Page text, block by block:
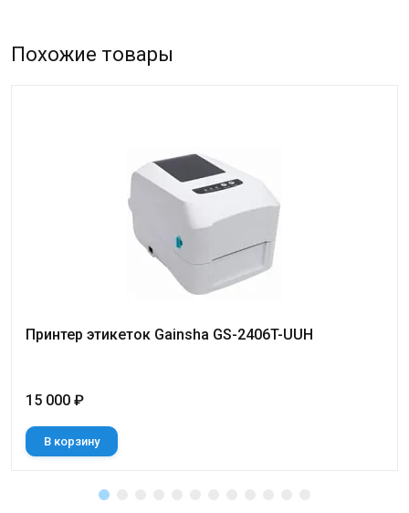
Похожие товары
Принтер этикеток Gainsha GS-2406T-UUH
15 000 ₽
В корзину